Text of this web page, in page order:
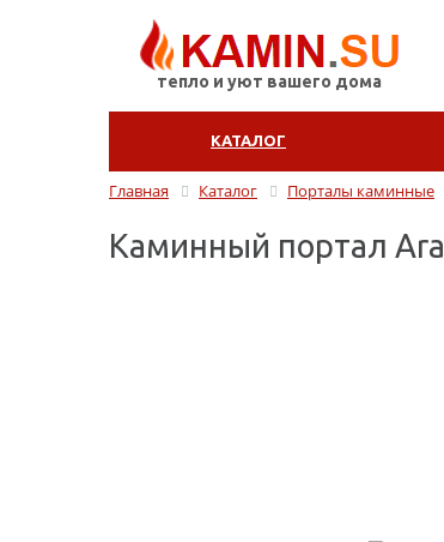
тепло и уют вашего дома
КАТАЛОГ
Главная Каталог Порталы каминные
Каминный портал